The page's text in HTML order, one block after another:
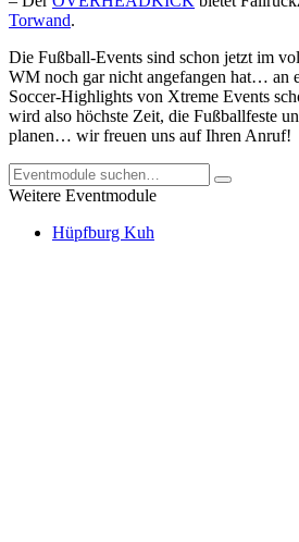
Torwand.
Die Fußball-Events sind schon jetzt im
WM noch gar nicht angefangen hat… an
Soccer-Highlights von Xtreme Events
wird also höchste Zeit, die Fußballfeste
planen… wir freuen uns auf Ihren Anruf!
Weitere Eventmodule
Hüpfburg Kuh